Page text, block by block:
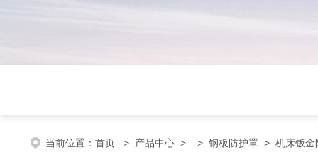
当前位置： 首页 > 产品中心 > > 钢板防护罩 > 机床钣金